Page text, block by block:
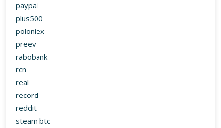
paypal
plus500
poloniex
preev
rabobank
rcn
real
record
reddit
steam btc